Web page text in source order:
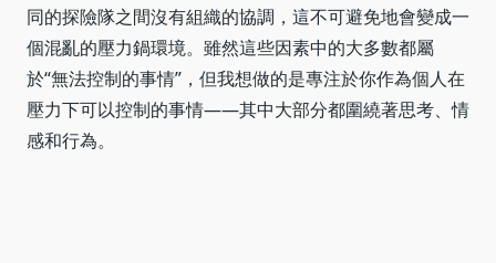
同的探險隊之間沒有組織的協調，這不可避免地會變成一
個混亂的壓力鍋環境。雖然這些因素中的大多數都屬
於“無法控制的事情”，但我想做的是專注於你作為個人在
壓力下可以控制的事情——其中大部分都圍繞著思考、情
感和行為。